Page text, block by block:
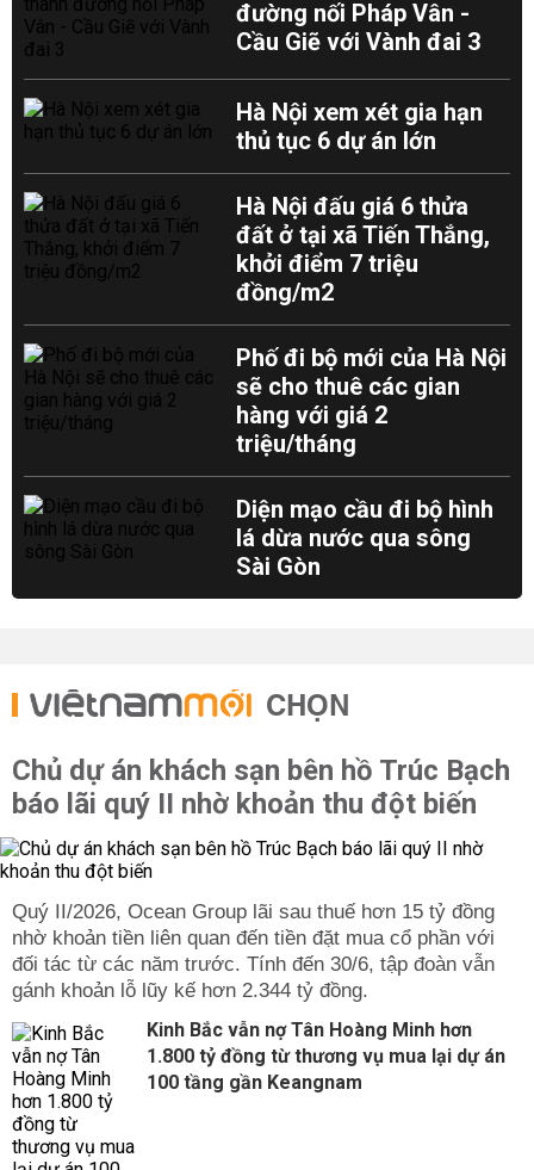
đường nối Pháp Vân -
Cầu Giẽ với Vành đai 3
Hà Nội xem xét gia hạn
thủ tục 6 dự án lớn
Hà Nội đấu giá 6 thửa
đất ở tại xã Tiến Thắng,
khởi điểm 7 triệu
đồng/m2
Phố đi bộ mới của Hà Nội
sẽ cho thuê các gian
hàng với giá 2
triệu/tháng
Diện mạo cầu đi bộ hình
lá dừa nước qua sông
Sài Gòn
CHỌN
Chủ dự án khách sạn bên hồ Trúc Bạch
báo lãi quý II nhờ khoản thu đột biến
Quý II/2026, Ocean Group lãi sau thuế hơn 15 tỷ đồng
nhờ khoản tiền liên quan đến tiền đặt mua cổ phần với
đối tác từ các năm trước. Tính đến 30/6, tập đoàn vẫn
gánh khoản lỗ lũy kế hơn 2.344 tỷ đồng.
Kinh Bắc vẫn nợ Tân Hoàng Minh hơn
1.800 tỷ đồng từ thương vụ mua lại dự án
100 tầng gần Keangnam